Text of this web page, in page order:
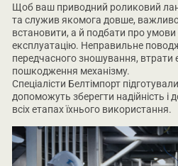
Щоб ваш приводний роликовий
та служив якомога довше,
встановити, а й подбати про умови
експлуатацію. Неправильне
передчасного зношування, втрати
пошкодження механізму.
Спеціалісти Белтімпорт
допоможуть зберегти надійність і
всіх етапах їхнього використання.